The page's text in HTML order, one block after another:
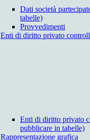
Dati società
tabelle)
Provvedimenti
Enti di diritto privato
Enti di diritto privato
pubblicare in tabelle)
Rappresentazione grafica